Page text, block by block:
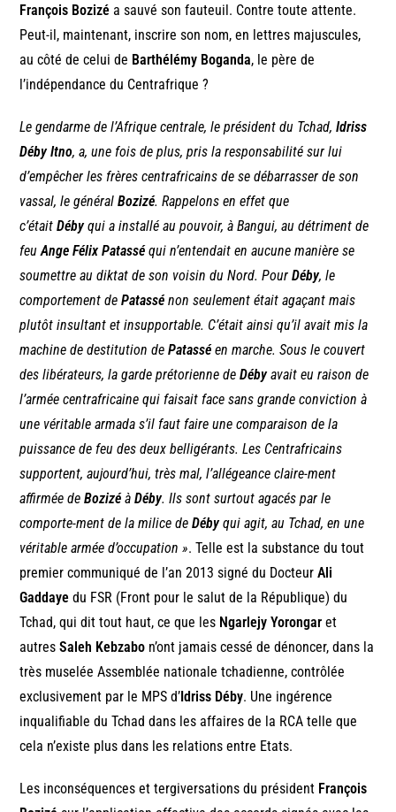
François Bozizé a sauvé son fauteuil. Contre toute attente.
Peut-il, maintenant, inscrire son nom, en lettres majuscules,
au côté de celui de Barthélémy Boganda, le père de
l’indépendance du Centrafrique ?
Le gendarme de l’Afrique centrale, le président du Tchad,Idriss
Déby Itno, a, une fois de plus, pris la responsabilité sur lui
d’empêcher les frères centrafricains de se débarrasser de son
vassal, le généralBozizé. Rappelons en effet que
c’étaitDébyqui a installé au pouvoir, à Bangui, au détriment de
feuAnge Félix Patasséqui n’entendait en aucune manière se
soumettre au diktat de son voisin du Nord. PourDéby, le
comportement dePatassénon seulement était agaçant mais
plutôt insultant et insupportable. C’était ainsi qu’il avait mis la
machine de destitution dePatasséen marche. Sous le couvert
des libérateurs, la garde prétorienne deDébyavait eu raison de
l’armée centrafricaine qui faisait face sans grande conviction à
une véritable armada s’il faut faire une comparaison de la
puissance de feu des deux belligérants. Les Centrafricains
supportent, aujourd’hui, très mal, l’allégeance claire-ment
affirmée deBozizéàDéby. Ils sont surtout agacés par le
comporte-ment de la milice deDébyqui agit, au Tchad, en une
véritable armée d’occupation ». Telle est la substance du tout
premier communiqué de l’an 2013 signé du DocteurAli
Gaddaye du FSR (Front pour le salut de la République) du
Tchad, qui dit tout haut, ce que les Ngarlejy Yorongar et
autresSaleh Kebzabo n’ont jamais cessé de dénoncer, dans la
très muselée Assemblée nationale tchadienne, contrôlée
exclusivement par le MPS d’Idriss Déby. Une ingérence
inqualifiable du Tchad dans les affaires de la RCA telle que
cela n’existe plus dans les relations entre Etats.
Les inconséquences et tergiversations du président François